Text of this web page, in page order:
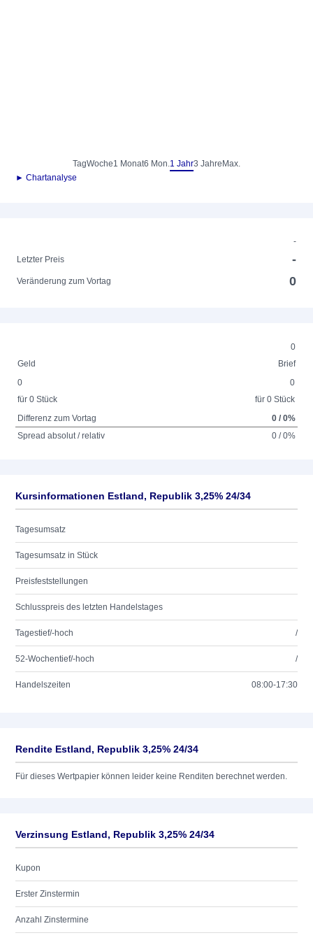
TagWoche1 Monat6 Mon.1 Jahr3 Jahre Max.
► Chartanalyse
-
Letzter Preis
-
Veränderung zum Vortag 0
0
Geld
Brief
0
für 0 Stück
0
für 0 Stück
Differenz zum Vortag
0 / 0%
Spread absolut / relativ
0 / 0%
Kursinformationen Estland, Republik 3,25% 24/34
Tagesumsatz
Tagesumsatz in Stück
Preisfeststellungen
Schlusspreis des letzten Handelstages
Tagestief/-hoch /
52-Wochentief/-hoch /
Handelszeiten 08:00-17:30
Rendite Estland, Republik 3,25% 24/34
Für dieses Wertpapier können leider keine Renditen berechnet werden.
Verzinsung Estland, Republik 3,25% 24/34
Kupon
Erster Zinstermin
Anzahl Zinstermine